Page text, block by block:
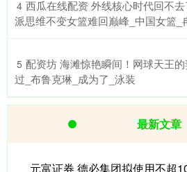
4 西瓜在线配资 外线核心时代回不
派思维不变女篮难回巅峰_中国女篮_
5 配资坊 海滩惊艳瞬间！网球天王
过_布鲁克琳_成为了_泳装
最新文章
元富证券 德必集团拟使用不超